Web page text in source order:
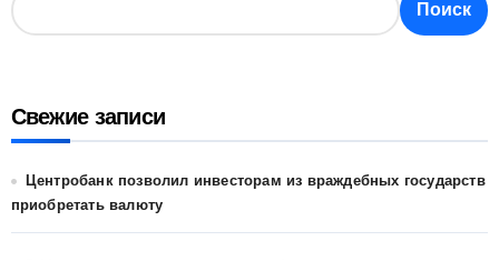
Поиск
Свежие записи
Центробанк позволил инвесторам из враждебных государств
приобретать валюту